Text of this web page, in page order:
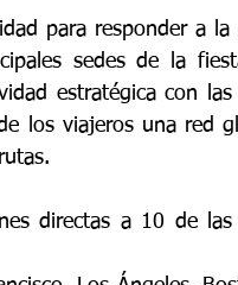
para responder a
sedes de la
estratégica con
los viajeros una red
directas a 10 de